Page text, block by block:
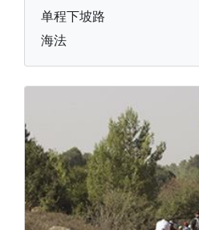
单程下坡路
海法